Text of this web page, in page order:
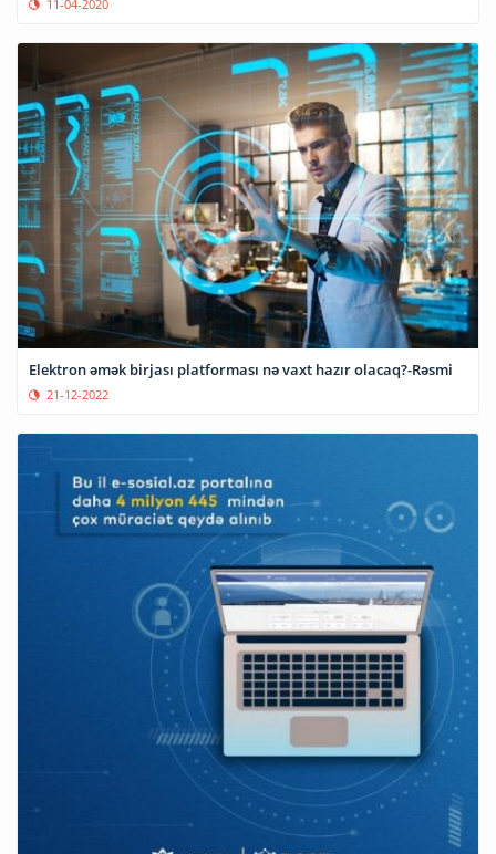
11-04-2020
Elektron əmək birjası platforması nə vaxt hazır olacaq?-Rəsmi
21-12-2022